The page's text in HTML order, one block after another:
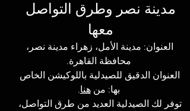
مدينة نصر وطرق التواصل
معها
العنوان: مدينة الأمل، زهراء مدينة نصر،
محافظة القاهرة.
العنوان الدقيق للصيدلية باللوكيشن الخاص
بها: من هنا.
توفر لك الصيدلية العديد من طرق التواصل،